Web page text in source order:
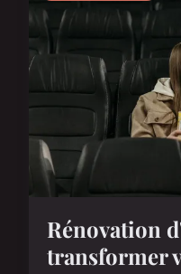
Rénovation
transformer